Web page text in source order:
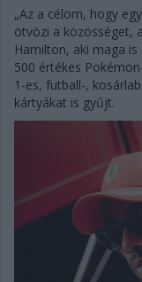
„Az a célom, hogy
ötvözi a közösséget,
Hamilton, aki maga
500 értékes
1-es, futball-,
kártyákat is gyűjt.